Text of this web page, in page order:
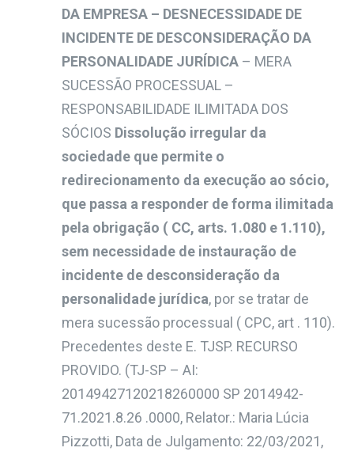
DA EMPRESA – DESNECESSIDADE DE
INCIDENTE DE DESCONSIDERAÇÃO DA
PERSONALIDADE JURÍDICA – MERA
SUCESSÃO PROCESSUAL –
RESPONSABILIDADE ILIMITADA DOS
SÓCIOS Dissolução irregular da
sociedade que permite o
redirecionamento da execução ao sócio,
que passa a responder de forma ilimitada
pela obrigação ( CC, arts. 1.080 e 1.110),
sem necessidade de instauração de
incidente de desconsideração da
personalidade jurídica, por se tratar de
mera sucessão processual ( CPC, art . 110).
Precedentes deste E. TJSP. RECURSO
PROVIDO. (TJ-SP – AI:
20149427120218260000 SP 2014942-
71.2021.8.26 .0000, Relator.: Maria Lúcia
Pizzotti, Data de Julgamento: 22/03/2021,